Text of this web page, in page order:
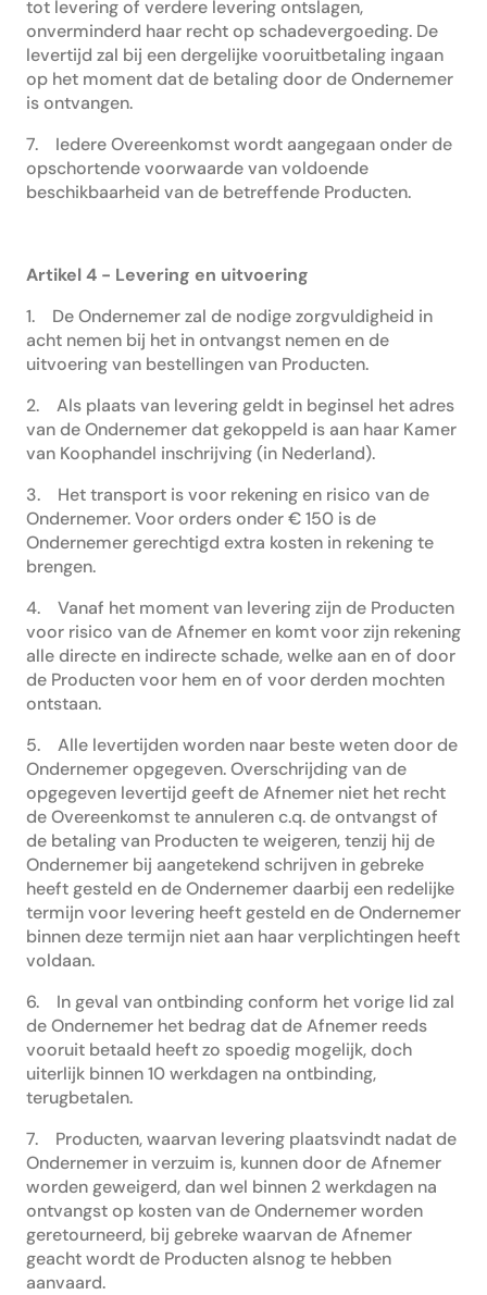
tot levering of verdere levering ontslagen,
onverminderd haar recht op schadevergoeding. De
levertijd zal bij een dergelijke vooruitbetaling ingaan
op het moment dat de betaling door de Ondernemer
is ontvangen.
7. Iedere Overeenkomst wordt aangegaan onder de
opschortende voorwaarde van voldoende
beschikbaarheid van de betreffende Producten.
Artikel 4 - Levering en uitvoering
1. De Ondernemer zal de nodige zorgvuldigheid in
acht nemen bij het in ontvangst nemen en de
uitvoering van bestellingen van Producten.
2. Als plaats van levering geldt in beginsel het adres
van de Ondernemer dat gekoppeld is aan haar Kamer
van Koophandel inschrijving (in Nederland).
3. Het transport is voor rekening en risico van de
Ondernemer. Voor orders onder € 150 is de
Ondernemer gerechtigd extra kosten in rekening te
brengen.
4. Vanaf het moment van levering zijn de Producten
voor risico van de Afnemer en komt voor zijn rekening
alle directe en indirecte schade, welke aan en of door
de Producten voor hem en of voor derden mochten
ontstaan.
5. Alle levertijden worden naar beste weten door de
Ondernemer opgegeven. Overschrijding van de
opgegeven levertijd geeft de Afnemer niet het recht
de Overeenkomst te annuleren c.q. de ontvangst of
de betaling van Producten te weigeren, tenzij hij de
Ondernemer bij aangetekend schrijven in gebreke
heeft gesteld en de Ondernemer daarbij een redelijke
termijn voor levering heeft gesteld en de Ondernemer
binnen deze termijn niet aan haar verplichtingen heeft
voldaan.
6. In geval van ontbinding conform het vorige lid zal
de Ondernemer het bedrag dat de Afnemer reeds
vooruit betaald heeft zo spoedig mogelijk, doch
uiterlijk binnen 10 werkdagen na ontbinding,
terugbetalen.
7. Producten, waarvan levering plaatsvindt nadat de
Ondernemer in verzuim is, kunnen door de Afnemer
worden geweigerd, dan wel binnen 2 werkdagen na
ontvangst op kosten van de Ondernemer worden
geretourneerd, bij gebreke waarvan de Afnemer
geacht wordt de Producten alsnog te hebben
aanvaard.